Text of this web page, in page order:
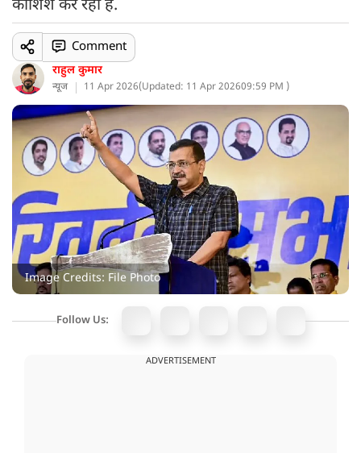
कोशिश कर रही है.
राहुल कुमार
न्यूज 11 Apr 2026(Updated: 11 Apr 202609:59 PM )
Comment
Image Credits: File Photo
Follow Us:
ADVERTISEMENT